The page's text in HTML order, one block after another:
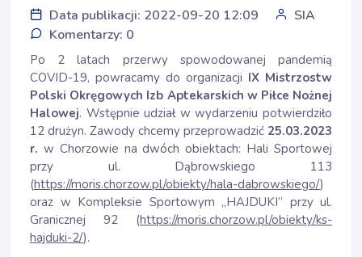
Data publikacji: 2022-09-20 12:09
SIA
Komentarzy: 0
Po 2 latach przerwy spowodowanej pandemią
COVID-19, powracamy do organizacji IX Mistrzostw
Polski Okręgowych Izb Aptekarskich w Piłce Nożnej
Halowej. Wstępnie udział w wydarzeniu potwierdziło
12 drużyn. Zawody chcemy przeprowadzić 25.03.2023
r. w Chorzowie na dwóch obiektach: Hali Sportowej
przy ul. Dąbrowskiego 113
(https://moris.chorzow.pl/obiekty/hala-dabrowskiego/)
oraz w Kompleksie Sportowym „HAJDUKI” przy ul.
Granicznej 92 (https://moris.chorzow.pl/obiekty/ks-
hajduki-2/).